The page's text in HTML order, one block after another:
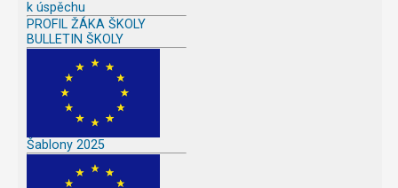
k úspěchu
PROFIL ŽÁKA ŠKOLY
BULLETIN ŠKOLY
Šablony 2025